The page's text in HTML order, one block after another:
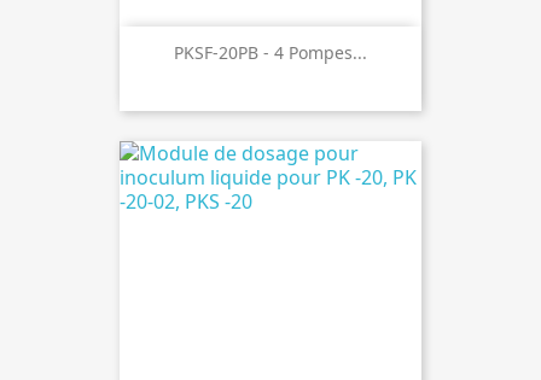
PKSF-20PB - 4 Pompes...